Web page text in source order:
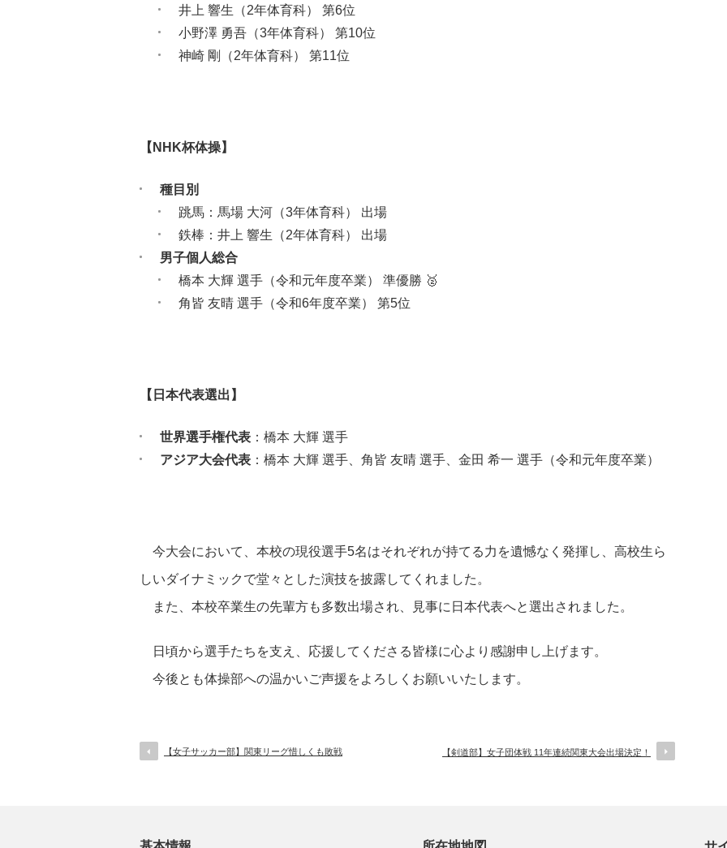
井上 響生（2年体育科） 第6位
小野澤 勇吾（3年体育科） 第10位
神崎 剛（2年体育科） 第11位
【NHK杯体操】
種目別
跳馬：馬場 大河（3年体育科） 出場
鉄棒：井上 響生（2年体育科） 出場
男子個人総合
橋本 大輝 選手（令和元年度卒業） 準優勝 🥈
角皆 友晴 選手（令和6年度卒業） 第5位
【日本代表選出】
世界選手権代表 ：橋本 大輝 選手
アジア大会代表 ：橋本 大輝 選手、角皆 友晴 選手、金田 希一 選手（令和元年度卒業）
今大会において、本校の現役選手5名はそれぞれが持てる力を遺憾なく発揮し、高校生ら
しいダイナミックで堂々とした演技を披露してくれました。
また、本校卒業生の先輩方も多数出場され、見事に日本代表へと選出されました。
日頃から選手たちを支え、応援してくださる皆様に心より感謝申し上げます。
今後とも体操部への温かいご声援をよろしくお願いいたします。
【女子サッカー部】関東リーグ惜しくも敗戦 【剣道部】女子団体戦 11年連続関東大会出場決定！